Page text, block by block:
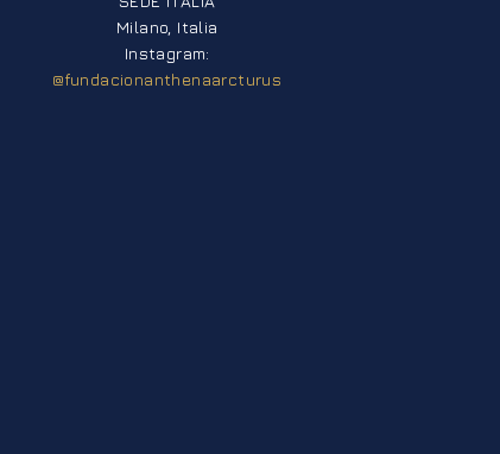
Milano, Italia
Instagram:
@fundacionanthenaarcturus